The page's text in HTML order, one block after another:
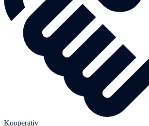
Kooperativ